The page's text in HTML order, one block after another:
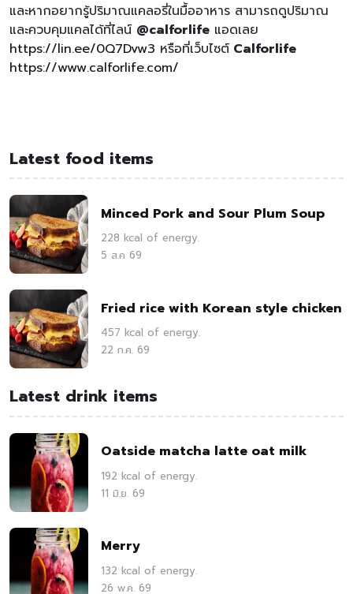
และหากอยากรู้ปริมาณแคลอรี่ในมื้ออาหาร สามารถดูปริมาณ
และควบคุมแคลได้ที่ไลน์ @calforlife แอดเลย
https://lin.ee/0Q7Dvw3 หรือที่เว็บไซต์ Calforlife
https://www.calforlife.com/
Latest food items
Minced Pork and Sour Plum Soup
228 kcal of energy.
5 ส.ค 69
Fried rice with Korean style chicken
457 kcal of energy.
22 ก.ค. 69
Latest drink items
Oatside matcha latte oat milk
192 kcal of energy.
11 มิ.ย. 69
Merry
132 kcal of energy.
26 พ.ค. 69